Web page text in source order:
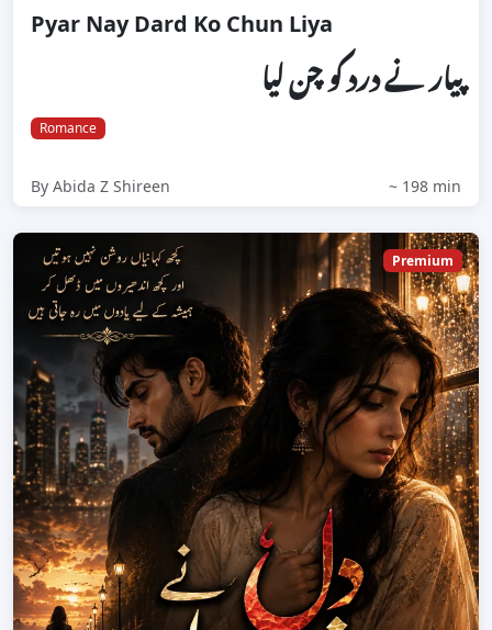
Pyar Nay Dard Ko Chun Liya
پیار نے درد کو چن لیا
Romance
By Abida Z Shireen ~ 198 min
Premium